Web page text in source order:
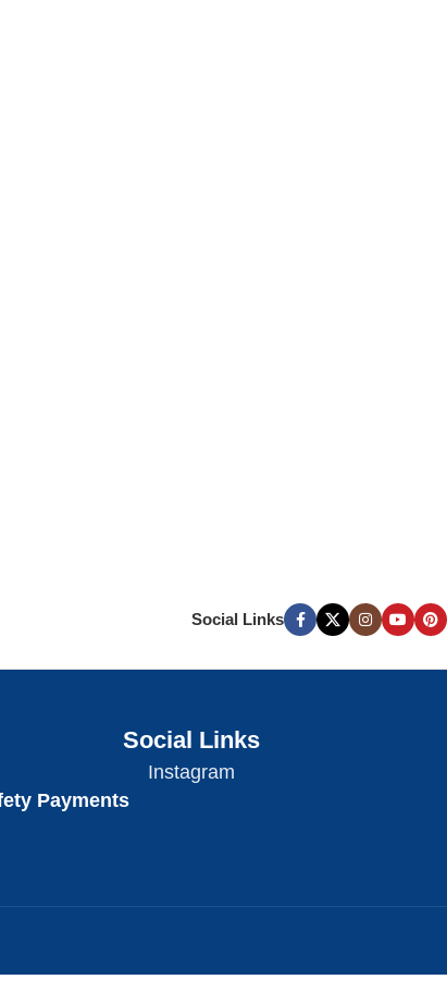
Social Links
Social Links
Instagram
Payments